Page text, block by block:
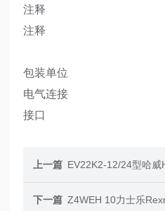
注释
注释
包装单位
电气连接
接口
上一篇 EV22K2-12/24型哈威
下一篇 Z4WEH 10力士乐